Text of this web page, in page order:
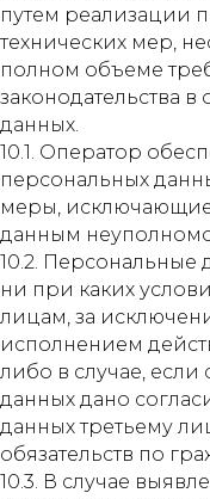
путем реализации
технических мер,
полном объеме
законодательства
данных.
10.1. Оператор
персональных
меры,
данным
10.2. Персональные
ни при каких
лицам, за
исполнением
либо в случае,
данных дано
данных третьему
обязательств по
10.3. В случае